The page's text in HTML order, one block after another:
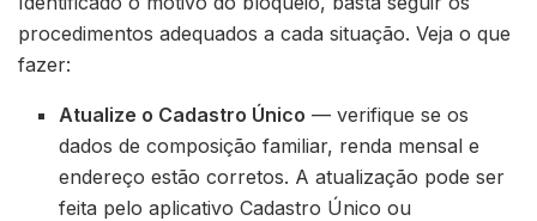
procedimentos adequados a cada situação. Veja o que
fazer:
Atualize o Cadastro Único — verifique se os
dados de composição familiar, renda mensal e
endereço estão corretos. A atualização pode ser
feita pelo aplicativo Cadastro Único ou